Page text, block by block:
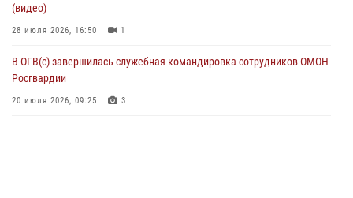
(видео)
28 июля 2026, 16:50 1
В ОГВ(с) завершилась служебная командировка сотрудников ОМОН
Росгвардии
20 июля 2026, 09:25 3